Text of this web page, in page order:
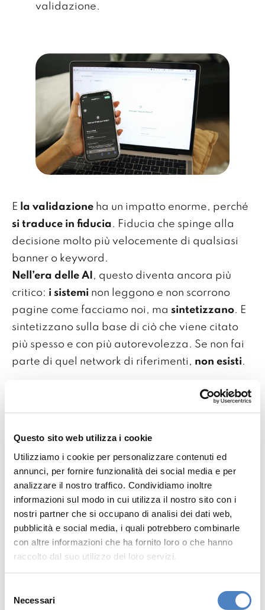
Questo sito web utilizza i cookie
Utilizziamo i cookie per personalizzare contenuti ed
annunci, per fornire funzionalità dei social media e per
analizzare il nostro traffico. Condividiamo inoltre
informazioni sul modo in cui utilizza il nostro sito con i
nostri partner che si occupano di analisi dei dati web,
pubblicità e social media, i quali potrebbero combinarle
con altre informazioni che ha fornito loro o che hanno
raccolto dal suo utilizzo dei loro servizi.
delNecessari
validazione.
E la validazione ha un impatto enorme, perché
si traduce in fiducia. Fiducia che spinge alla
decisione molto più velocemente di qualsiasi
banner o keyword.
Nell’era delle AI , questo diventa ancora più
critico: i sistemi non leggono e non scorrono
pagine come facciamo noi, ma sintetizzano. E
sintetizzano sulla base di ciò che viene citato
più spesso e con più autorevolezza. Se non fai
parte di quel network di riferimenti, non esisti.
Search Everywhere
Optimization: le
nuove regole della
SEO
Parlare di Search Everywhere Optimization
SEO, ma la sua naturale evoluzione.
Non si tratta più solo di scalare Google, ma di
presidiare i punti in cui nascono e si
consolidano le decisioni. È un’estensione della
SEO che va oltre il motore di ricerca classico